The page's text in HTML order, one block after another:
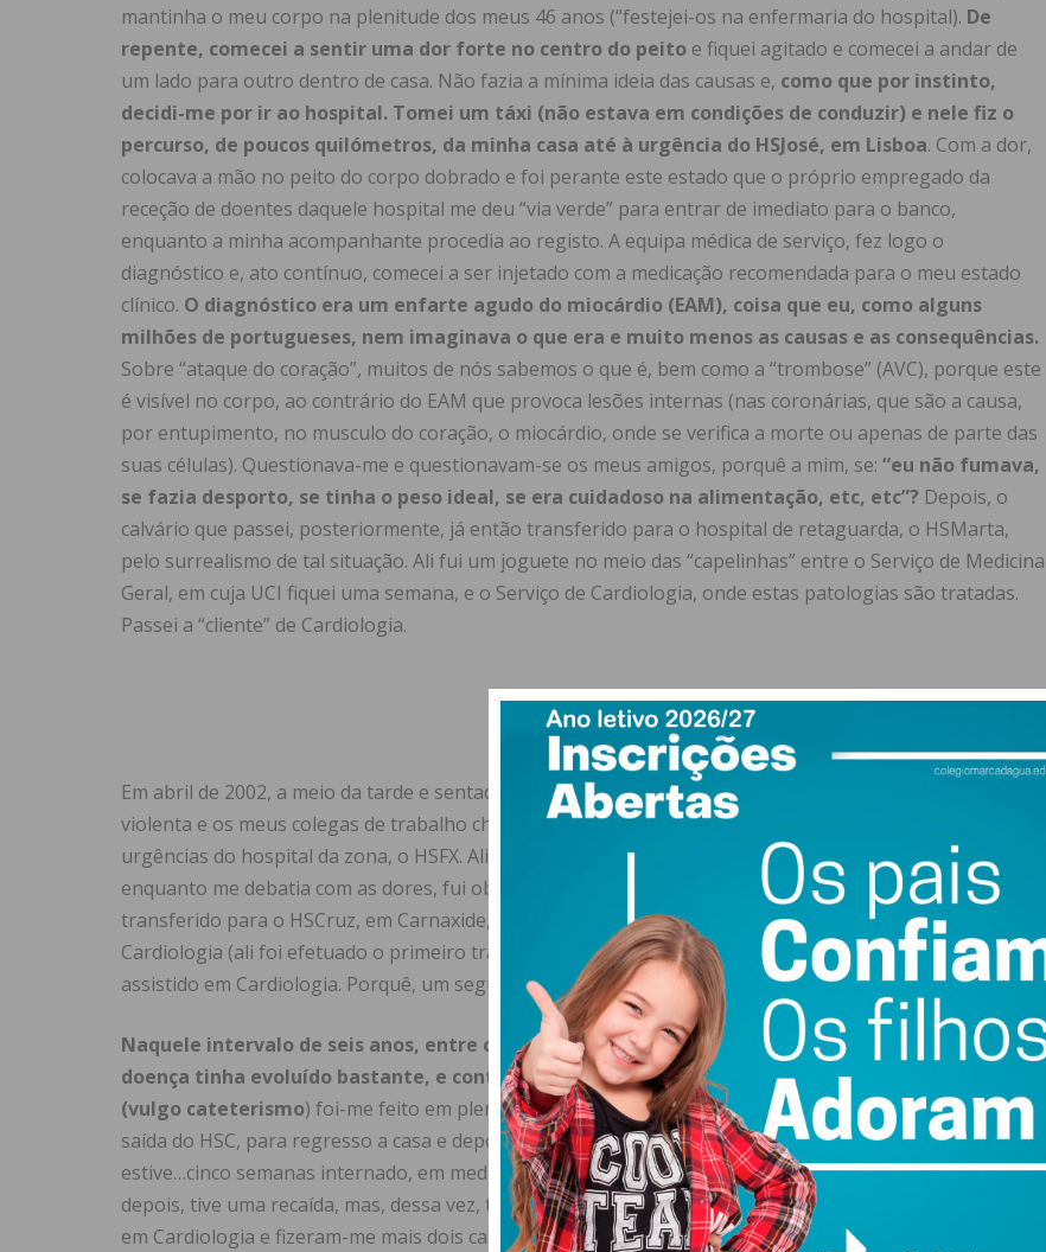
mantinha o meu corpo na plenitude dos meus 46 anos (“festejei-os na enfermaria do hospital). De
repente, comecei a sentir uma dor forte no centro do peito e fiquei agitado e comecei a andar de
um lado para outro dentro de casa. Não fazia a mínima ideia das causas e, como que por instinto,
decidi-me por ir ao hospital. Tomei um táxi (não estava em condições de conduzir) e nele fiz o
percurso, de poucos quilómetros, da minha casa até à urgência do HSJosé, em Lisboa. Com a dor,
colocava a mão no peito do corpo dobrado e foi perante este estado que o próprio empregado da
receção de doentes daquele hospital me deu “via verde” para entrar de imediato para o banco,
enquanto a minha acompanhante procedia ao registo. A equipa médica de serviço, fez logo o
diagnóstico e, ato contínuo, comecei a ser injetado com a medicação recomendada para o meu estado
clínico. O diagnóstico era um enfarte agudo do miocárdio (EAM), coisa que eu, como alguns
milhões de portugueses, nem imaginava o que era e muito menos as causas e as consequências.
Sobre “ataque do coração”, muitos de nós sabemos o que é, bem como a “trombose” (AVC), porque este
é visível no corpo, ao contrário do EAM que provoca lesões internas (nas coronárias, que são a causa,
por entupimento, no musculo do coração, o miocárdio, onde se verifica a morte ou apenas de parte das
suas células). Questionava-me e questionavam-se os meus amigos, porquê a mim, se: “eu não fumava,
se fazia desporto, se tinha o peso ideal, se era cuidadoso na alimentação, etc, etc”? Depois, o
calvário que passei, posteriormente, já então transferido para o hospital de retaguarda, o HSMarta,
pelo surrealismo de tal situação. Ali fui um joguete no meio das “capelinhas” entre o Serviço de Medicina
Geral, em cuja UCI fiquei uma semana, e o Serviço de Cardiologia, onde estas patologias são tratadas.
Passei a “cliente” de Cardiologia.
Em abril de 2002, a meio da tarde e sentado na minha secretária de trabalho, voltei a sentir a mesma dor
violenta e os meus colegas de trabalho chamaram o INEM (ligaram ao 112) e fui levado para as
urgências do hospital da zona, o HSFX. Ali foi feito o diagnóstico de um novo EAM, e em cuja urgência e
enquanto me debatia com as dores, fui observador de algo inimaginável, e, no dia seguinte, fui
transferido para o HSCruz, em Carnaxide, nos arredores de Lisboa, já um hospital de referência em
Cardiologia (ali foi efetuado o primeiro transplante de um coração) para onde já tinha começado a ser
assistido em Cardiologia. Porquê, um segundo EAM, a pergunta a fazer a mim mesmo e aos médicos?
Naquele intervalo de seis anos, entre o primeiro e o segundo EAM, a terapia deste tipo de
doença tinha evoluído bastante, e continua a evoluir, e o tratamento pela via da angioplastia
(vulgo cateterismo) foi-me feito em plena Sexta-feira Santa. Na segunda-feira seguinte, estava de
saída do HSC, para regresso a casa e depois ao trabalho, ao contrário do primeiro, no HSMarta, onde
estive…cinco semanas internado, em medicina geral, até efetuar um segundo cateterismo. Dois meses
depois, tive uma recaída, mas, dessa vez, tudo foi diferente, porque recorri ali ao médico e fui internado
em Cardiologia e fizeram-me mais dois cateterismos numa semana e a colocação dum primeiro stent e,